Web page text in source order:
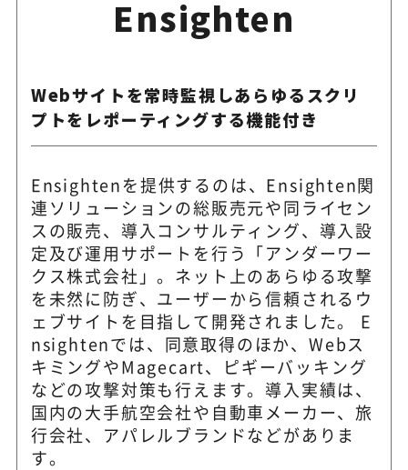
Ensighten
Webサイトを常時監視しあらゆるスクリ
プトをレポーティングする機能付き
Ensightenを提供するのは、Ensighten関
連ソリューションの総販売元や同ライセン
スの販売、導入コンサルティング、導入設
定及び運用サポートを行う「アンダーワー
クス株式会社」。ネット上のあらゆる攻撃
を未然に防ぎ、ユーザーから信頼されるウ
ェブサイトを目指して開発されました。 E
nsightenでは、同意取得のほか、Webス
キミングやMagecart、ピギーバッキング
などの攻撃対策も行えます。導入実績は、
国内の大手航空会社や自動車メーカー、旅
行会社、アパレルブランドなどがありま
す。